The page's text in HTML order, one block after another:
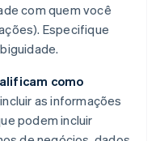
com quem você
Especifique
como
as informações
podem incluir